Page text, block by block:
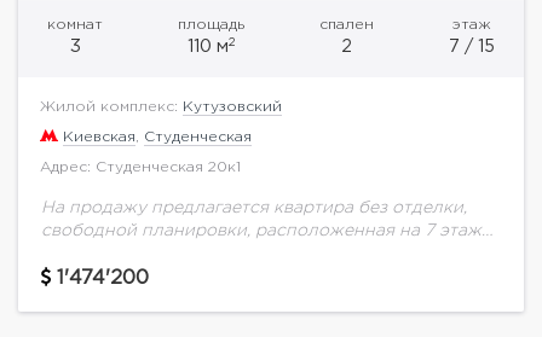
комнат
3
площадь
110 м2
спален
2
этаж
7 / 15
Жилой комплекс: Кутузовский
Киевская Студенческая
Адрес: Студенческая 20к1
На продажу предлагается квартира без отделки,
свободной планировки, расположенная на 7 этаже
20 корпус 1.Спланировать пространство можно
1'474'200